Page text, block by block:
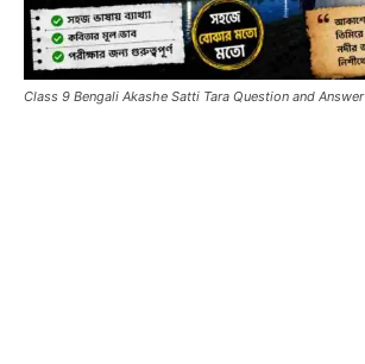
Class 9 Bengali Akashe Satti Tara Question and Answer